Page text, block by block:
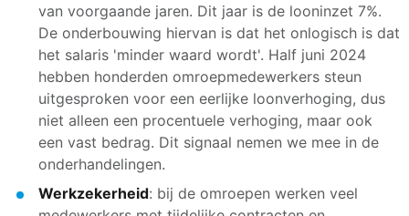
van voorgaande jaren. Dit jaar is de looninzet 7%.
De onderbouwing hiervan is dat het onlogisch is dat
het salaris 'minder waard wordt'. Half juni 2024
hebben honderden omroepmedewerkers steun
uitgesproken voor een eerlijke loonverhoging, dus
niet alleen een procentuele verhoging, maar ook
een vast bedrag. Dit signaal nemen we mee in de
onderhandelingen.
Werkzekerheid: bij de omroepen werken veel